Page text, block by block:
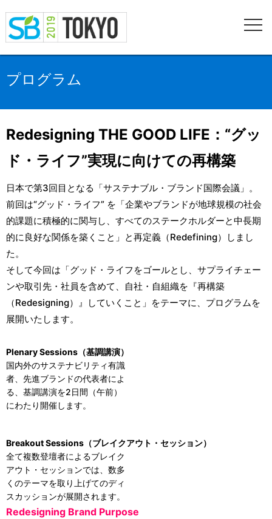
プログラム
Redesigning THE GOOD LIFE：“グッ
ド・ライフ”実現に向けての再構築
日本で第3回目となる「サステナブル・ブランド国際会議」。
前回は“グッド・ライフ” を「企業やブランドが地球規模の社会
的課題に積極的に関与し、すべてのステークホルダーと中長期
的に良好な関係を築くこと」と再定義（Redefining）しまし
た。
そして今回は「グッド・ライフをゴールとし、サプライチェー
ンや取引先・社員を含めて、自社・自組織を『再構築
（Redesigning）』していくこと」をテーマに、プログラムを
展開いたします。
Plenary Sessions（基調講演）
国内外のサステナビリティ有識
者、先進ブランドの代表者によ
る、基調講演を2日間（午前）
にわたり開催します。
Breakout Sessions（ブレイクアウト・セッション）
全て複数登壇者によるブレイク
アウト・セッションでは、数多
くのテーマを取り上げてのディ
スカッションが展開されます。
Redesigning Brand Purpose